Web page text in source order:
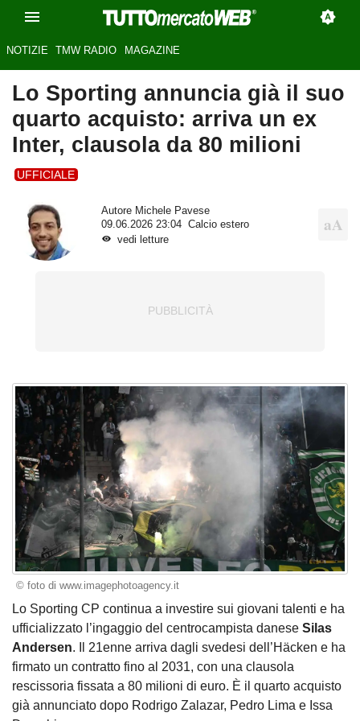
NOTIZIE TMW RADIO MAGAZINE
Lo Sporting annuncia già il suo
quarto acquisto: arriva un ex
Inter, clausola da 80 milioni
UFFICIALE
Autore Michele Pavese
09.06.2026 23:04
Calcio estero
vedi letture
© foto di www.imagephotoagency.it
Lo Sporting CP continua a investire sui giovani talenti e ha
ufficializzato l’ingaggio del centrocampista danese Silas
Andersen. Il 21enne arriva dagli svedesi dell’Häcken e ha
firmato un contratto fino al 2031, con una clausola
rescissoria fissata a 80 milioni di euro. È il quarto acquisto
già annunciato dopo Rodrigo Zalazar, Pedro Lima e Issa